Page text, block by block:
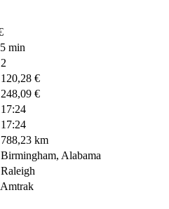
min
2
120,28 €
248,09 €
17:24
17:24
788,23 km
Birmingham, Alabama
Raleigh
Amtrak
©CARTO